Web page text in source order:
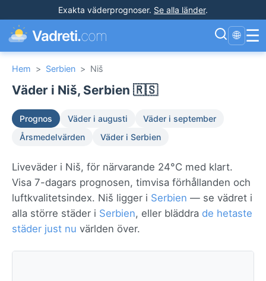
Exakta väderprognoser. Se alla länder.
Vadreti.com 🌐 ☰
Hem > Serbien > Niš
Väder i Niš, Serbien 🇷🇸
Prognos Väder i augusti
Väder i september
Årsmedelvärden
Väder i Serbien
Liveväder i Niš, för närvarande 24°C med klart.
Visa 7-dagars prognosen, timvisa förhållanden och
luftkvalitetsindex. Niš ligger i Serbien — se vädret i
alla större städer i Serbien, eller bläddra de hetaste
städer just nu världen över.